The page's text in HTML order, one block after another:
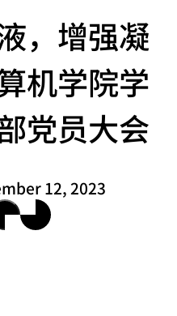
，增强凝
机学院学
党员大会
12, 2023